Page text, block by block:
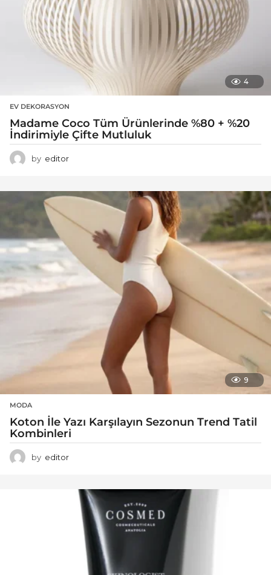
4
EV DEKORASYON
Madame Coco Tüm Ürünlerinde %80 + %20
İndirimiyle Çifte Mutluluk
by editor
9
MODA
Koton İle Yazı Karşılayın Sezonun Trend Tatil
Kombinleri
by editor